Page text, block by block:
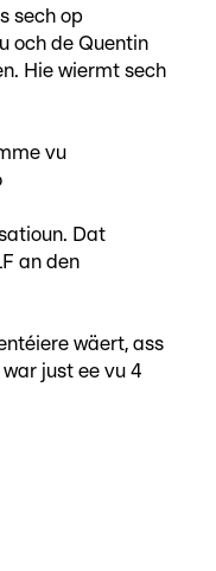
sech op
och de Quentin
Hie wiermt sech
vu
Dat
an den
wäert, ass
just ee vu 4